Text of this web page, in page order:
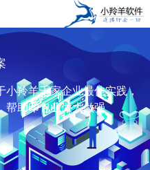
羚羊千家企业最佳实践，
帮助印包业做大做强